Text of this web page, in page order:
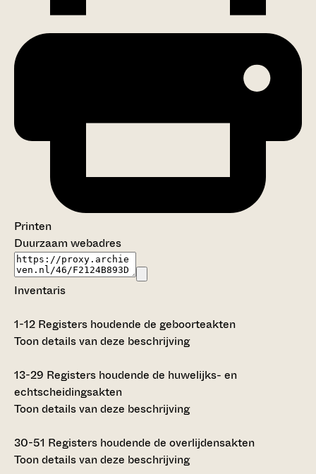
Printen
Duurzaam webadres
Inventaris
1-12 Registers houdende de geboorteakten
Toon details van deze beschrijving
13-29 Registers houdende de huwelijks- en
echtscheidingsakten
Toon details van deze beschrijving
30-51 Registers houdende de overlijdensakten
Toon details van deze beschrijving